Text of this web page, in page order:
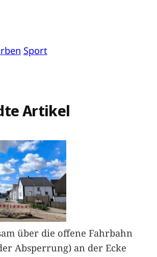
Sport
Artikel
über die offene Fahrbahn
Absperrung) an der Ecke